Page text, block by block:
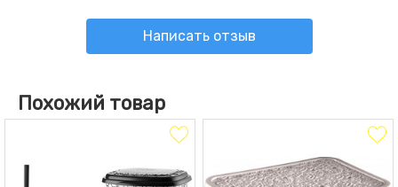
Написать отзыв
Похожий товар